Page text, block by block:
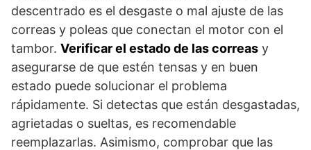
descentrado es el desgaste o mal ajuste de las
correas y poleas que conectan el motor con el
tambor. Verificar el estado de las correas y
asegurarse de que estén tensas y en buen
estado puede solucionar el problema
rápidamente. Si detectas que están desgastadas,
agrietadas o sueltas, es recomendable
reemplazarlas. Asimismo, comprobar que las